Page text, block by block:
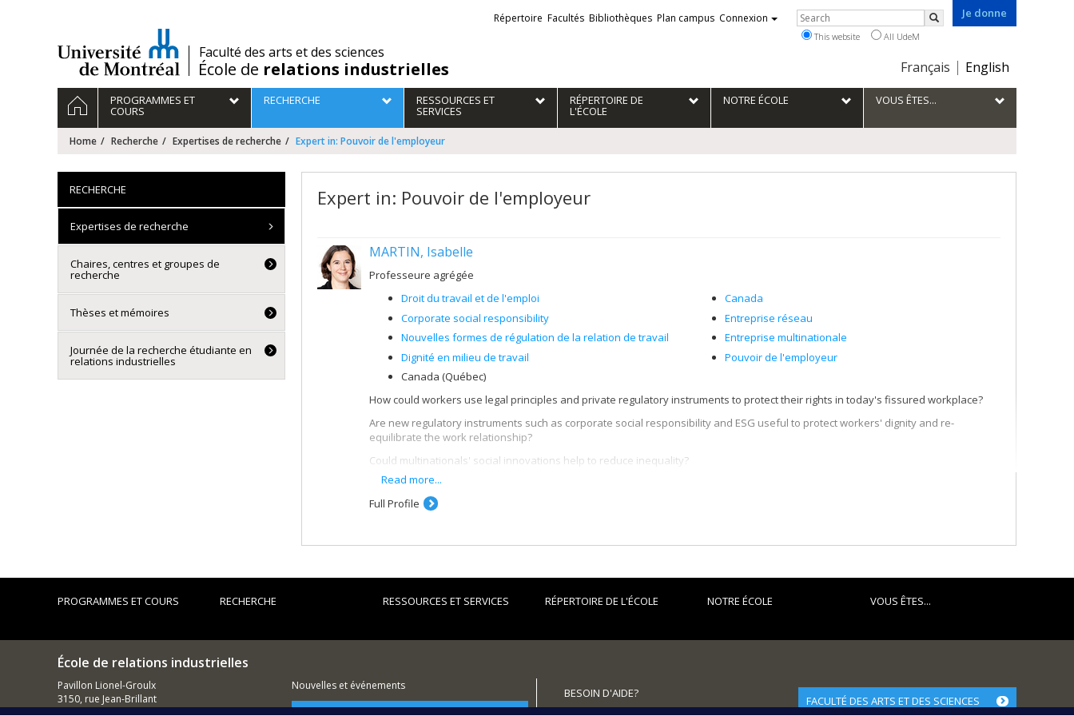
/Faculté des arts et des sciences
École de relations industrielles
Je donne
Choix
la
langue
Français English
Liens
externes
Répertoire Facultés Bibliothèques Plan campus Connexion Rechercher
Search
This website All UdeM
Navigation
principale
HOMEPROGRAMMES ET
COURS
RECHERCHE RESSOURCES ET
SERVICES
RÉPERTOIRE DE
L'ÉCOLE
NOTRE ÉCOLE VOUS ÊTES...
Home Recherche Expertises de recherche Expert in: Pouvoir de l'employeur
Expert in: Pouvoir de l'employeur
MARTIN, Isabelle
Professeure agrégée
Droit du travail et de l'emploi
Corporate social responsibility
Nouvelles formes de régulation de la relation de travail
Dignité en milieu de travail
Canada (Québec)
Canada
Entreprise réseau
Entreprise multinationale
Pouvoir de l'employeur
How could workers use legal principles and private regulatory instruments to protect their rights in today's fissured workplace?
Are new regulatory instruments such as corporate social responsibility and ESG useful to protect workers' dignity and re-
equilibrate the work relationship?
Could multinationals' social innovations help to reduce inequality?
These are the questions at the heart of my research.
Read more...
Full Profile
RECHERCHE
Expertises de recherche
Chaires, centres et groupes de
recherche
Thèses et mémoires
Journée de la recherche étudiante en
relations industrielles
PROGRAMMES ET COURS RECHERCHE RESSOURCES ET SERVICES RÉPERTOIRE DE L'ÉCOLE NOTRE ÉCOLE VOUS ÊTES...
École de relations industrielles
Pavillon Lionel-Groulx
3150, rue Jean-Brillant
Montréal (QC)
Nouvelles et événements
BESOIN D'AIDE?
FACULTÉ DES ARTS ET DES SCIENCES